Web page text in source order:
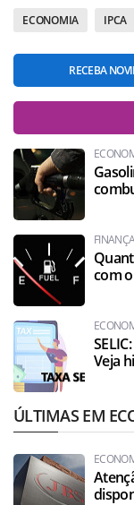
ECONOMIA IPCA
RECEBA
com
Veja
ÚLTIMAS EM